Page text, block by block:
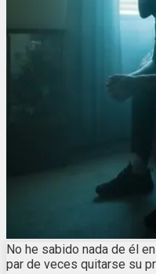
No he sabido nada de él
par de veces quitarse su